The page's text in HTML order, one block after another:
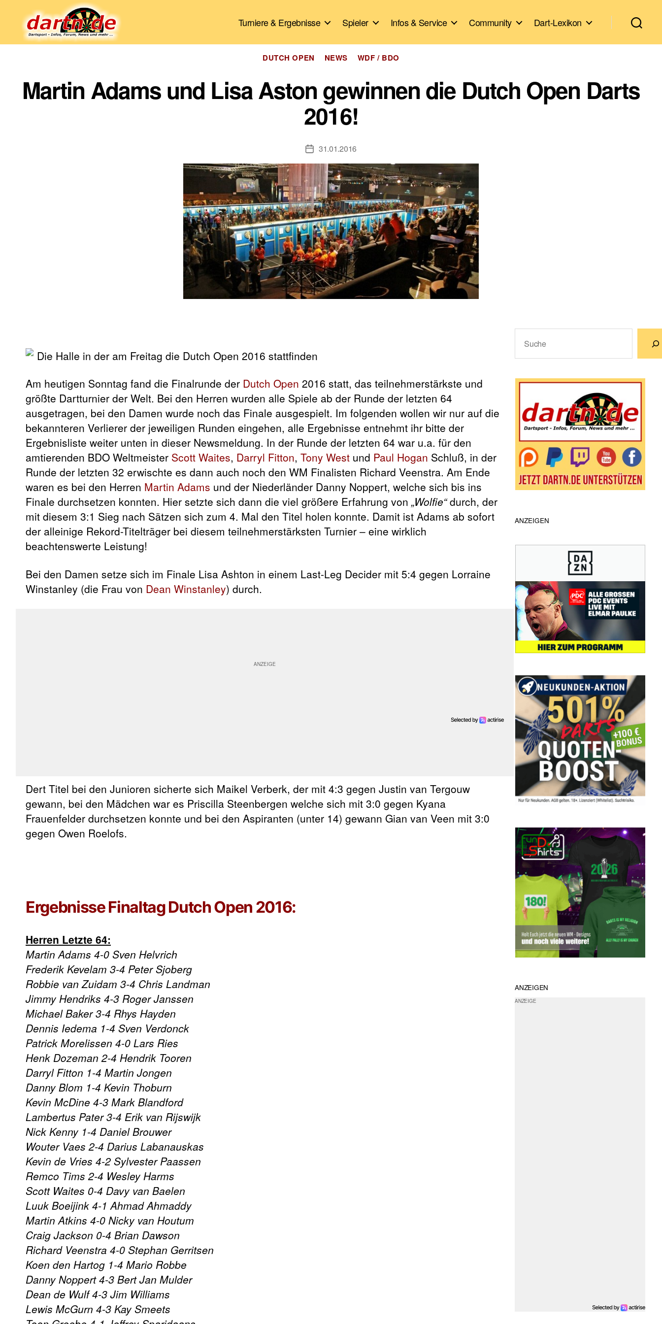
Turniere & Ergebnisse Spieler Infos & Service Community Dart-Lexikon
Kategorien
DUTCH OPEN NEWS WDF / BDO
Martin Adams und Lisa Aston gewinnen die Dutch Open Darts
2016!
Veröffentlichungsdatum
31.01.2016
Am heutigen Sonntag fand die Finalrunde der Dutch Open 2016 statt, das teilnehmerstärkste und
größte Dartturnier der Welt. Bei den Herren wurden alle Spiele ab der Runde der letzten 64
ausgetragen, bei den Damen wurde noch das Finale ausgespielt. Im folgenden wollen wir nur auf die
bekannteren Verlierer der jeweiligen Runden eingehen, alle Ergebnisse entnehmt ihr bitte der
Ergebnisliste weiter unten in dieser Newsmeldung. In der Runde der letzten 64 war u.a. für den
amtierenden BDO Weltmeister Scott Waites, Darryl Fitton, Tony West und Paul Hogan Schluß, in der
Runde der letzten 32 erwischte es dann auch noch den WM Finalisten Richard Veenstra. Am Ende
waren es bei den Herren Martin Adams und der Niederländer Danny Noppert, welche sich bis ins
Finale durchsetzen konnten. Hier setzte sich dann die viel größere Erfahrung von „Wolfie“durch, der
mit diesem 3:1 Sieg nach Sätzen sich zum 4. Mal den Titel holen konnte. Damit ist Adams ab sofort
der alleinige Rekord-Titelträger bei diesem teilnehmerstärksten Turnier – eine wirklich
beachtenswerte Leistung!
Bei den Damen setze sich im Finale Lisa Ashton in einem Last-Leg Decider mit 5:4 gegen Lorraine
Winstanley (die Frau von Dean Winstanley) durch.
Dert Titel bei den Junioren sicherte sich Maikel Verberk, der mit 4:3 gegen Justin van Tergouw
gewann, bei den Mädchen war es Priscilla Steenbergen welche sich mit 3:0 gegen Kyana
Frauenfelder durchsetzen konnte und bei den Aspiranten (unter 14) gewann Gian van Veen mit 3:0
gegen Owen Roelofs.
Ergebnisse Finaltag Dutch Open 2016:
Herren Letzte 64:
Martin Adams 4-0 Sven Helvrich
Frederik Kevelam 3-4 Peter Sjoberg
Robbie van Zuidam 3-4 Chris Landman
Jimmy Hendriks 4-3 Roger Janssen
Michael Baker 3-4 Rhys Hayden
Dennis Iedema 1-4 Sven Verdonck
Patrick Morelissen 4-0 Lars Ries
Henk Dozeman 2-4 Hendrik Tooren
Darryl Fitton 1-4 Martin Jongen
Danny Blom 1-4 Kevin Thoburn
Kevin McDine 4-3 Mark Blandford
Lambertus Pater 3-4 Erik van Rijswijk
Nick Kenny 1-4 Daniel Brouwer
Wouter Vaes 2-4 Darius Labanauskas
Kevin de Vries 4-2 Sylvester Paassen
Remco Tims 2-4 Wesley Harms
Scott Waites 0-4 Davy van Baelen
Luuk Boeijink 4-1 Ahmad Ahmaddy
Martin Atkins 4-0 Nicky van Houtum
Craig Jackson 0-4 Brian Dawson
Richard Veenstra 4-0 Stephan Gerritsen
Koen den Hartog 1-4 Mario Robbe
Danny Noppert 4-3 Bert Jan Mulder
Dean de Wulf 4-3 Jim Williams
Lewis McGurn 4-3 Kay Smeets
ANZEIGEN
ANZEIGEN